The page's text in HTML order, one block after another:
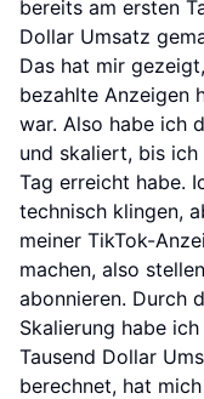
bereits am ersten
Dollar Umsatz
Das hat mir
bezahlte Anzeigen
war. Also habe ich
und skaliert, bis
Tag erreicht habe.
technisch klingen,
meiner TikTok-
machen, also
abonnieren. Durch
Skalierung habe
Tausend Dollar
berechnet, hat